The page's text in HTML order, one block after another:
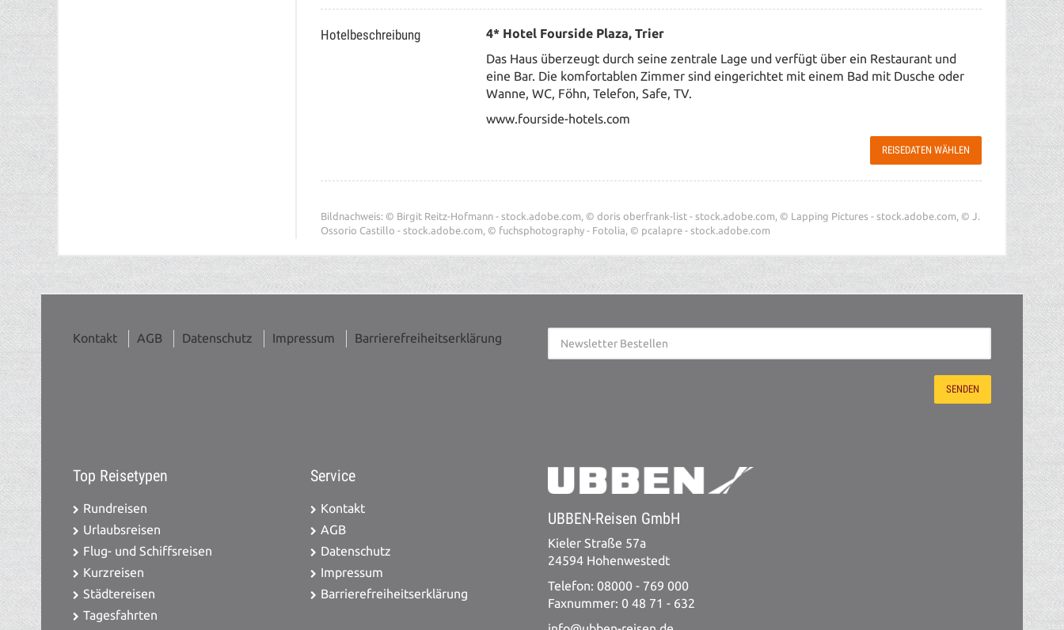
Hotelbeschreibung
4* Hotel Fourside Plaza, Trier
Das Haus überzeugt durch seine zentrale Lage und verfügt über ein Restaurant und
eine Bar. Die komfortablen Zimmer sind eingerichtet mit einem Bad mit Dusche oder
Wanne, WC, Föhn, Telefon, Safe, TV.
www.fourside-hotels.com
REISEDATEN WÄHLEN
Bildnachweis: © Birgit Reitz-Hofmann - stock.adobe.com, © doris oberfrank-list - stock.adobe.com, © Lapping Pictures - stock.adobe.com, © J.
Ossorio Castillo - stock.adobe.com, © fuchsphotography - Fotolia, © pcalapre - stock.adobe.com
Kontakt AGB Datenschutz Impressum Barrierefreiheitserklärung
Top Reisetypen
Rundreisen
Urlaubsreisen
Flug- und Schiffsreisen
Kurzreisen
Städtereisen
Tagesfahrten
Service
Kontakt
AGB
Datenschutz
Impressum
Barrierefreiheitserklärung
UBBEN-Reisen GmbH
Kieler Straße 57a
24594 Hohenwestedt
Telefon: 08000 - 769 000
Faxnummer: 0 48 71 - 632